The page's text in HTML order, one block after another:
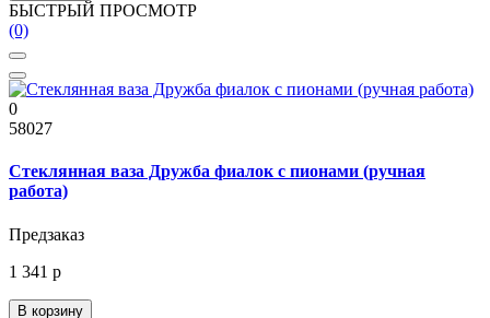
БЫСТРЫЙ ПРОСМОТР
(0)
0
58027
Стеклянная ваза Дружба фиалок с пионами (ручная
работа)
Предзаказ
1 341 р
В корзину